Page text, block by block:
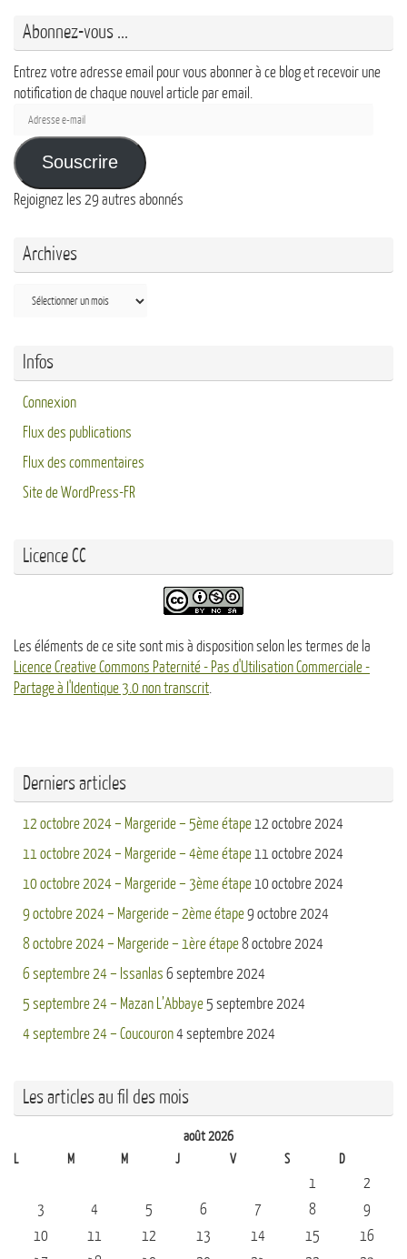
Abonnez-vous ...
Entrez votre adresse email pour vous abonner à ce blog et recevoir une
notification de chaque nouvel article par email.
Adresse
mail
Souscrire
Rejoignez les 29 autres abonnés
Archives
Archives
Infos
Connexion
Flux des publications
Flux des commentaires
Site de WordPress-FR
Licence CC
Les éléments de ce site sont mis à disposition selon les termes de la
Licence Creative Commons Paternité - Pas d'Utilisation Commerciale -
Partage à l'Identique 3.0 non transcrit.
Derniers articles
12 octobre 2024 – Margeride – 5ème étape12 octobre 2024
11 octobre 2024 – Margeride – 4ème étape11 octobre 2024
10 octobre 2024 – Margeride – 3ème étape10 octobre 2024
9 octobre 2024 – Margeride – 2ème étape9 octobre 2024
8 octobre 2024 – Margeride – 1ère étape8 octobre 2024
6 septembre 24 – Issanlas 6 septembre 2024
5 septembre 24 – Mazan L’Abbaye 5 septembre 2024
4 septembre 24 – Coucouron4 septembre 2024
Les articles au fil des mois
août 2026
L
M M J V S D
1
2
3
4 5 6 7 8
9
10
11 12 13 14 15
16